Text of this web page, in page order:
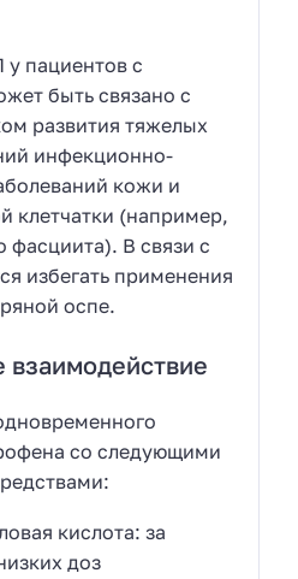
пациентов с
быть связано с
развития тяжелых
инфекционно-
кожи и
клетчатки (например,
фасциита). В связи с
избегать применения
оспе.
взаимодействие
со следующими
кислота: за
доз